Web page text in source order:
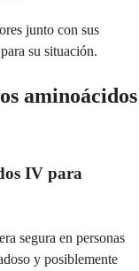
junto con sus
su situación.
aminoácidos
IV para
segura en personas
y posiblemente